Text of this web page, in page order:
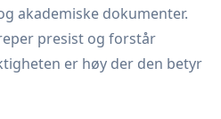
akademiske dokumenter.
presist og forstår
er høy der den betyr